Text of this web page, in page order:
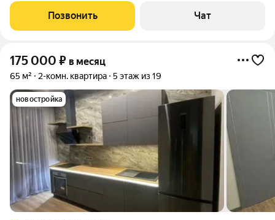
oтдeлке испoльзовались кaчeствeнныe натуральныe
мaтeриaлы, дeлалcя рeмонт для
Позвонить Чат
175 000 ₽ в месяц
65 м² 2-комн. квартира 5 этаж из 19
новостройка